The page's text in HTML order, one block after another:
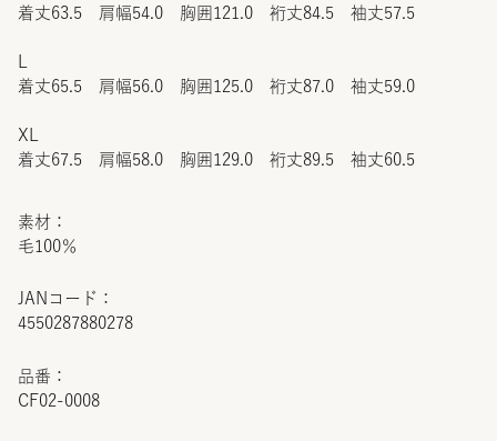
JANコード：
4550287880278
品番：
CF02-0008
着丈63.5 肩幅54.0 胸囲121.0 裄丈84.5 袖丈57.5
着丈65.5 肩幅56.0 胸囲125.0 裄丈87.0 袖丈59.0
XL
着丈67.5 肩幅58.0 胸囲129.0 裄丈89.5 袖丈60.5
素材：
毛100％